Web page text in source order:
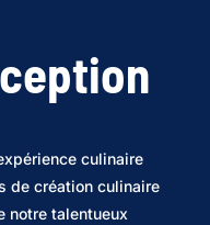
culinaire
de création culinaire
notre talentueux